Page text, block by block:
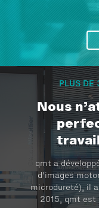
PLUS DE
Nous
qmt a
d'images
microdureté), il
2015, qmt est